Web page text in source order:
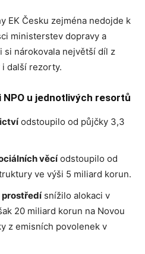
EK Česku zejména nedojde k
ministerstev dopravy a
si nárokovala největší díl z
i další rezorty.
u jednotlivých resortů
odstoupilo od půjčky 3,3
věcíodstoupilo od
ve výši 5 miliard korun.
snížilo alokaci v
20 miliard korun na Novou
z emisních povolenek v